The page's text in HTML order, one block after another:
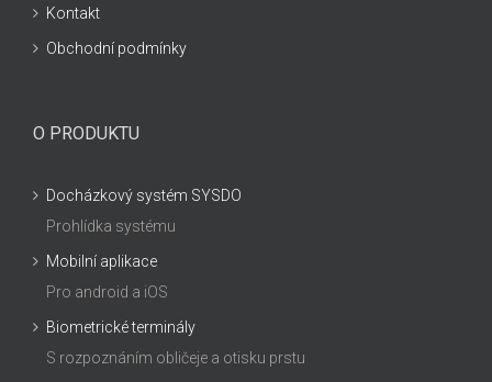
Kontakt
Obchodní podmínky
O PRODUKTU
Docházkový systém SYSDO
Prohlídka systému
Mobilní aplikace
Pro android a iOS
Biometrické terminály
S rozpoznáním obličeje a otisku prstu